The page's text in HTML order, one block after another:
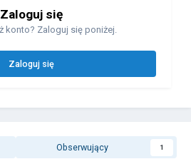
Zaloguj się
konto? Zaloguj się poniżej.
Zaloguj się
Obserwujący 1